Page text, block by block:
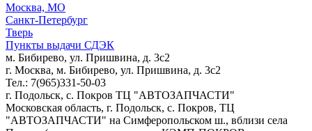
Москва, МО
Санкт-Петербург
Тверь
Пункты выдачи СДЭК
м. Бибирево, ул. Пришвина, д. 3с2
г. Москва, м. Бибирево, ул. Пришвина, д. 3с2
Тел.: 7(965)331-50-03
г. Подольск, c. Покров ТЦ "АВТОЗАПЧАСТИ"
Московская область, г. Подольск, c. Покров, ТЦ
"АВТОЗАПЧАСТИ" на Симферопольском ш., вблизи села